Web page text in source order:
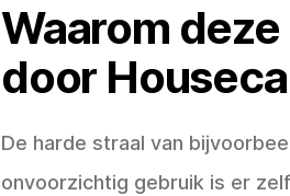
Waarom
door
De harde straal van
onvoorzichtig gebruik is er